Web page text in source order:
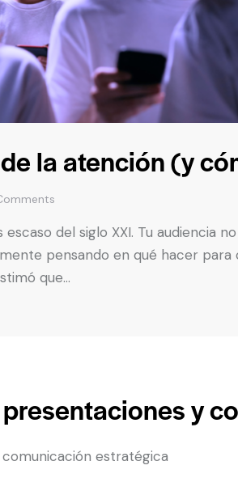
la atención (y
del siglo XXI. Tu audiencia
pensando en qué hacer
que…
y
estratégica